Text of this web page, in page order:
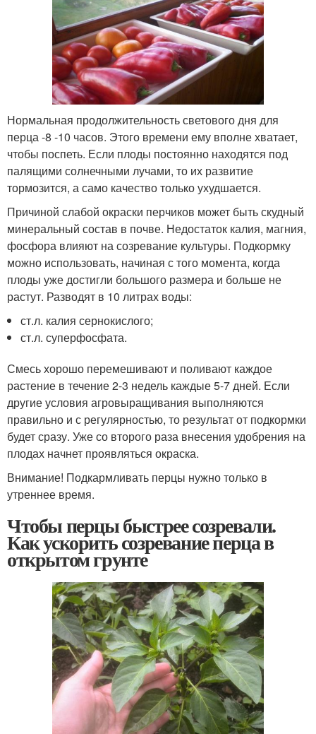
Нормальная продолжительность светового дня для
перца -8 -10 часов. Этого времени ему вполне хватает,
чтобы поспеть. Если плоды постоянно находятся под
палящими солнечными лучами, то их развитие
тормозится, а само качество только ухудшается.
Причиной слабой окраски перчиков может быть скудный
минеральный состав в почве. Недостаток калия, магния,
фосфора влияют на созревание культуры. Подкормку
можно использовать, начиная с того момента, когда
плоды уже достигли большого размера и больше не
растут. Разводят в 10 литрах воды:
ст.л. калия сернокислого;
ст.л. суперфосфата.
Смесь хорошо перемешивают и поливают каждое
растение в течение 2-3 недель каждые 5-7 дней. Если
другие условия агровыращивания выполняются
правильно и с регулярностью, то результат от подкормки
будет сразу. Уже со второго раза внесения удобрения на
плодах начнет проявляться окраска.
Внимание! Подкармливать перцы нужно только в
утреннее время.
Чтобы перцы быстрее созревали.
Как ускорить созревание перца в
открытом грунте